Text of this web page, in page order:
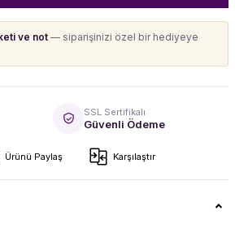
ve not — siparişinizi özel bir hediyeye
SSL Sertifikalı
Güvenli Ödeme
Ürünü Paylaş Karşılaştır